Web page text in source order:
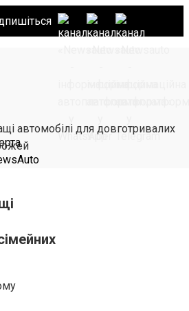
автомобілі для довготривалих